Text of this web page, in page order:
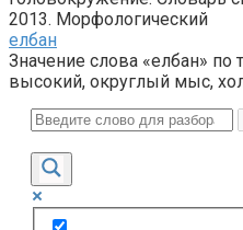
2013. Морфологический
елбан
Значение слова «елбан»
высокий, округлый мыс,